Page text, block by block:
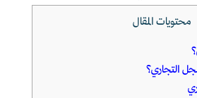
محتويات المقال
التجاري؟